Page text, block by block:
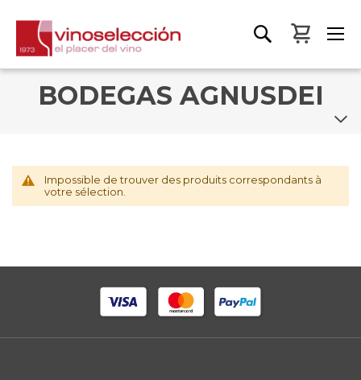
Mon
BODEGAS AGNUSDEI
Impossible de trouver des produits correspondants à
votre sélection.